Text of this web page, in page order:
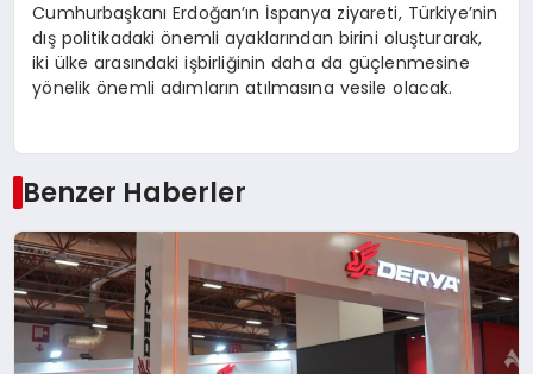
Cumhurbaşkanı Erdoğan’ın İspanya ziyareti, Türkiye’nin
dış politikadaki önemli ayaklarından birini oluşturarak,
iki ülke arasındaki işbirliğinin daha da güçlenmesine
yönelik önemli adımların atılmasına vesile olacak.
Benzer Haberler